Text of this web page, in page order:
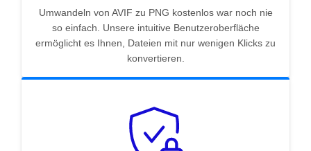
Umwandeln von AVIF zu PNG kostenlos war noch nie
so einfach. Unsere intuitive Benutzeroberfläche
ermöglicht es Ihnen, Dateien mit nur wenigen Klicks zu
konvertieren.